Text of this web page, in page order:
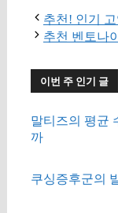
추천! 인기
추천 벤토나
이번 주 인기 글
말티즈의 평균
까
쿠싱증후군의